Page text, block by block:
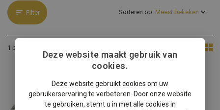
Filter
1 product
Sorteren op:
Seat Ibiza 6K Tuning Art schroefset
Natuurlijk hebben wij ook...
Deze website maakt gebruik van
cookies.
Deze website gebruikt cookies om uw
gebruikerservaring te verbeteren. Door onze website
te gebruiken, stemt u in met alle cookies in